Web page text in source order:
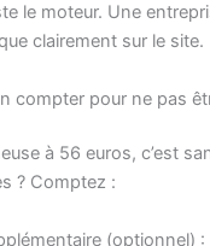
le moteur. Une
clairement sur le site.
compter pour ne pas
à 56 euros, c’est
? Comptez :
(optionnel)